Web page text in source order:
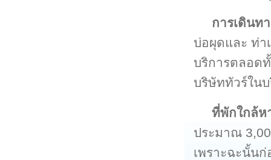
การเดินท
บ่อผุดและ ท่า
บริการตลอด
บริษัททัวร์ใน
ที่พักใกล้ห
ประมาณ
เพราะฉะนั้น